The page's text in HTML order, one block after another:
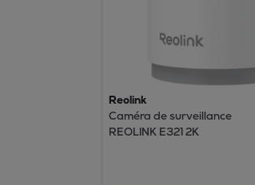
Reolink
Caméra de surveillance
REOLINK E321 2K